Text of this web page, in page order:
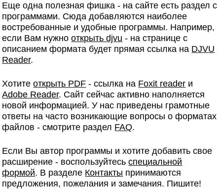
Еще одна полезная фишка - на сайте есть раздел с
программами. Сюда добавляются наиболее
востребованные и удобные программы. Например,
если Вам нужнооткрыть djvu - на странице с
описанием формата будет прямая ссылка на DJVU
Reader.
Хотитеоткрыть PDF - ссылка на Foxit reader и
Adobe Reader. Сайт сейчас активно наполняется
новой информацией. У нас приведены грамотные
ответы на часто возникающие вопросы о форматах
файлов - смотрите раздел FAQ.
Если Вы автор программы и хотите добавить свое
расширение - воспользуйтесьспециальной
формой. В разделе Контакты принимаются
предложения, пожелания и замечания. Пишите!